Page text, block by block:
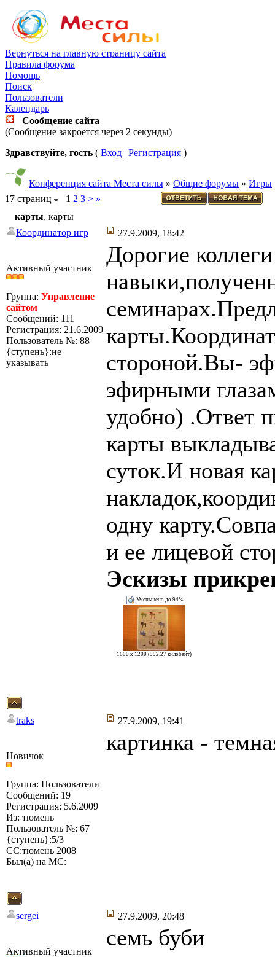
Вернуться на главную страницу сайта
Правила форума
Помощь
Поиск
Пользователи
Календарь
Сообщение сайта
(Сообщение закроется через 2 секунды)
Здравствуйте, гость ( Вход | Регистрация )
Конференция сайта Места силы » Общие форумы » Игры
17 страниц
1 2 3 > »
карты, карты
Координатор игр
27.9.2009, 18:42
Активный участник
Группа: Управление
сайтом
Сообщений: 111
Регистрация: 21.6.2009
Пользователь №: 88
{ступень}:не
указывать
Дорогие
стороной.Вы-
эфирными
удобно) .Ответ
карты
суток.И новая
одну
и ее лицевой
Эскизы
Уменьшено до 94%
1600 x 1200 (992.27 килобайт)
traks 27.9.2009, 19:41
Новичок
Группа: Пользователи
Сообщений: 19
Регистрация: 5.6.2009
Из: тюмень
Пользователь №: 67
{ступень}:5/3
СС:тюмень 2008
Был(а) на МС:
картинка -
sergei 27.9.2009, 20:48
Активный участник
семь буби